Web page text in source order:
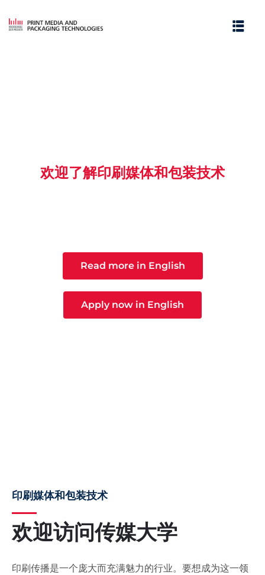
欢迎了解印刷媒体和包装技术
Read more in English
Apply now in English
欢迎访问传媒大学
印刷媒体和包装技术
印刷传播是一个庞大而充满魅力的行业。要想成为这一领